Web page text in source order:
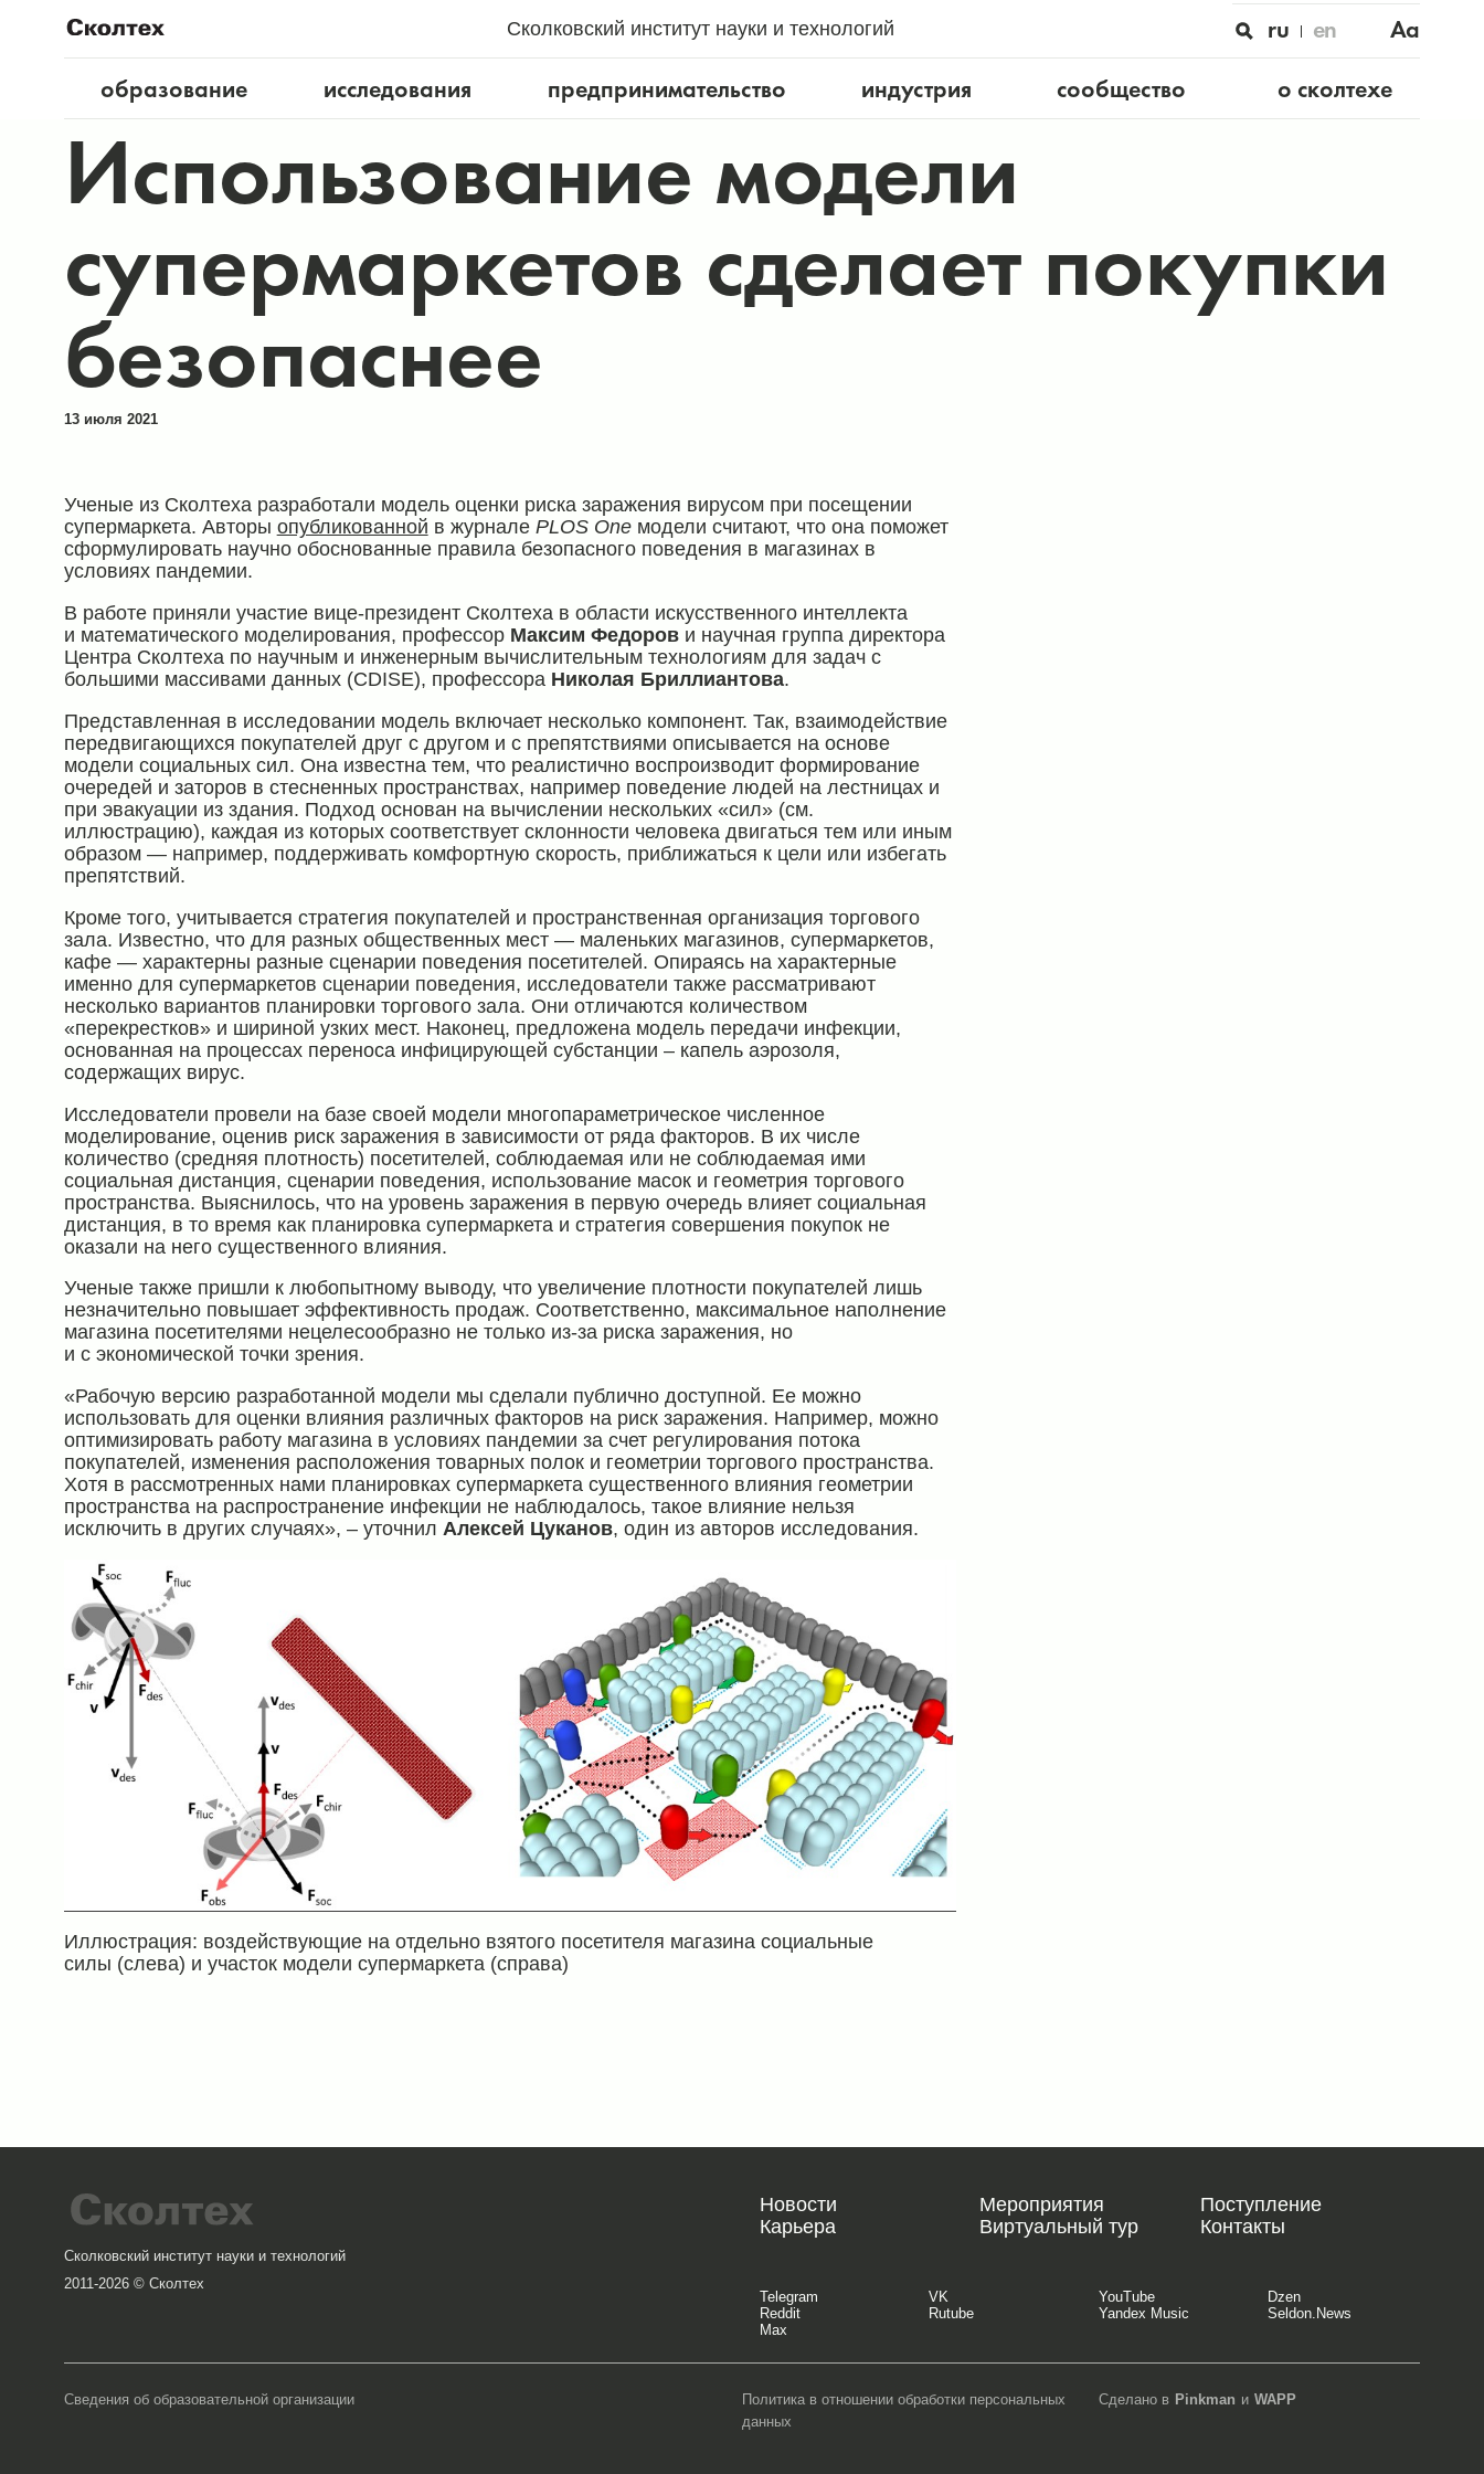
Сколковский институт науки и технологий ru en
Aa
образование
исследования предпринимательство индустрия сообщество о сколтехе
Использование модели
супермаркетов сделает покупки
безопаснее
13 июля 2021
Ученые из Сколтеха разработали модель оценки риска заражения вирусом при посещении
супермаркета. Авторы опубликованной в журнале PLOS Oneмодели считают, что она поможет
сформулировать научно обоснованные правила безопасного поведения в магазинах в
условиях пандемии.
В работе приняли участие вице-президент Сколтеха в области искусственного интеллекта
и математического моделирования, профессор Максим Федорови научная группа директора
Центра Сколтеха по научным и инженерным вычислительным технологиям для задач с
большими массивами данных (CDISE), профессора Николая Бриллиантова.
Представленная в исследовании модель включает несколько компонент. Так, взаимодействие
передвигающихся покупателей друг с другом и с препятствиями описывается на основе
модели социальных сил. Она известна тем, что реалистично воспроизводит формирование
очередей и заторов в стесненных пространствах, например поведение людей на лестницах и
при эвакуации из здания. Подход основан на вычислении нескольких «сил» (см.
иллюстрацию), каждая из которых соответствует склонности человека двигаться тем или иным
образом — например, поддерживать комфортную скорость, приближаться к цели или избегать
препятствий.
Кроме того, учитывается стратегия покупателей и пространственная организация торгового
зала. Известно, что для разных общественных мест — маленьких магазинов, супермаркетов,
кафе — характерны разные сценарии поведения посетителей. Опираясь на характерные
именно для супермаркетов сценарии поведения, исследователи также рассматривают
несколько вариантов планировки торгового зала. Они отличаются количеством
«перекрестков» и шириной узких мест. Наконец, предложена модель передачи инфекции,
основанная на процессах переноса инфицирующей субстанции – капель аэрозоля,
содержащих вирус.
Исследователи провели на базе своей модели многопараметрическое численное
моделирование, оценив риск заражения в зависимости от ряда факторов. В их числе
количество (средняя плотность) посетителей, соблюдаемая или не соблюдаемая ими
социальная дистанция, сценарии поведения, использование масок и геометрия торгового
пространства. Выяснилось, что на уровень заражения в первую очередь влияет социальная
дистанция, в то время как планировка супермаркета и стратегия совершения покупок не
оказали на него существенного влияния.
Ученые также пришли к любопытному выводу, что увеличение плотности покупателей лишь
незначительно повышает эффективность продаж. Соответственно, максимальное наполнение
магазина посетителями нецелесообразно не только из-за риска заражения, но
и с экономической точки зрения.
«Рабочую версию разработанной модели мы сделали публично доступной. Ее можно
использовать для оценки влияния различных факторов на риск заражения. Например, можно
оптимизировать работу магазина в условиях пандемии за счет регулирования потока
покупателей, изменения расположения товарных полок и геометрии торгового пространства.
Хотя в рассмотренных нами планировках супермаркета существенного влияния геометрии
пространства на распространение инфекции не наблюдалось, такое влияние нельзя
исключить в других случаях», – уточнил Алексей Цуканов, один из авторов исследования.
Иллюстрация: воздействующие на отдельно взятого посетителя магазина социальные
силы (слева) и участок модели супермаркета (справа)
Сколковский институт науки и технологий
2011-2026 © Сколтех
Новости Мероприятия
Поступление
Карьера
Виртуальный тур Контакты
Telegram VK YouTube
Dzen
Reddit
Rutube Yandex Music
Seldon.News
Max
Сведения об образовательной организации
Политика в отношении обработки персональных
данных
Сделано в Pinkman и WAPP